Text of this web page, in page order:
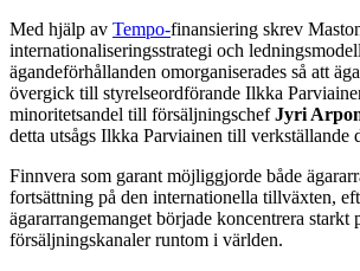
Med hjälp av Tempo-finansiering skrev
internationaliseringsstrategi och
ägandeförhållanden omorganiserades så att
övergick till styrelseordförande Ilkka
minoritetsandel till försäljningschefJyri
detta utsågs Ilkka Parviainen till verkställande
Finnvera som garant möjliggjorde både
fortsättning på den internationella tillväxten,
ägararrangemanget började koncentrera starkt
försäljningskanaler runtom i världen.